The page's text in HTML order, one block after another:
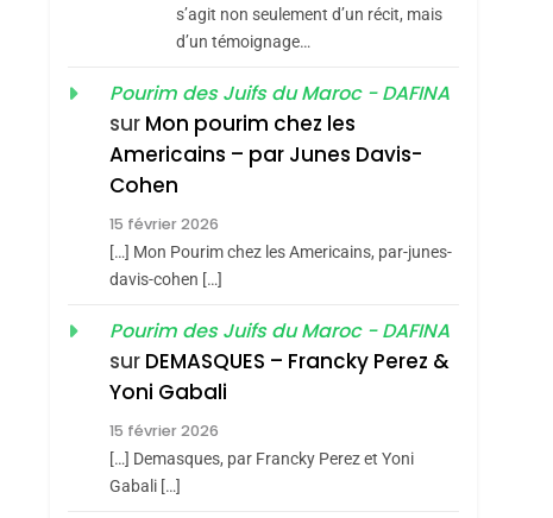
Maroc : Les Amandes
De Tafraout, Le Miel
De Tadla Azilal
Consacrés Produits
Du Terroir
DAFINA MAROC
Oeil Ravageur –
2
Dis Guerre»: La
Nouvelle Chanson De
Boy George
ISRAÉL JUDAISME
s’agit non seulement d’un récit, mais
d’un témoignage…
Pourim des Juifs du Maroc - DAFINA
sur Mon pourim chez les
Americains – par Junes Davis-
Cohen
15 février 2026
[…] Mon Pourim chez les Americains, par-junes-
davis-cohen […]
Pourim des Juifs du Maroc - DAFINA
sur DEMASQUES – Francky Perez &
Yoni Gabali
15 février 2026
[…] Demasques, par Francky Perez et Yoni
Gabali […]